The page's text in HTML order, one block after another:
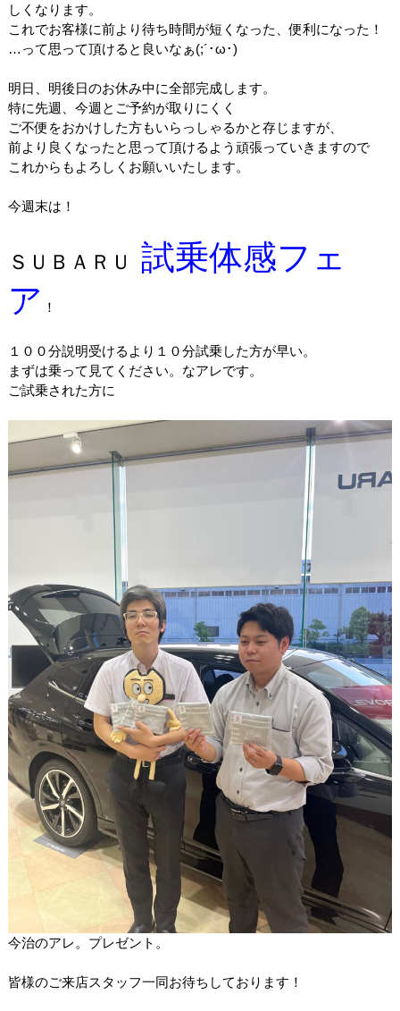
しくなります。
これでお客様に前より待ち時間が短くなった、便利になった！
…って思って頂けると良いなぁ(;´･ω･)
明日、明後日のお休み中に全部完成します。
特に先週、今週とご予約が取りにくく
ご不便をおかけした方もいらっしゃるかと存じますが、
前より良くなったと思って頂けるよう頑張っていきますので
これからもよろしくお願いいたします。
今週末は！
ＳＵＢＡＲＵ
試乗体感フェ
ア ！
１００分説明受けるより１０分試乗した方が早い。
まずは乗って見てください。なアレです。
ご試乗された方に
今治のアレ。プレゼント。
皆様のご来店スタッフ一同お待ちしております！